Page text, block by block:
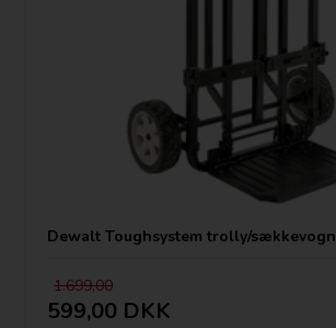
Dewalt Toughsystem trolly/sækkevogn
1.699,00
599,00 DKK